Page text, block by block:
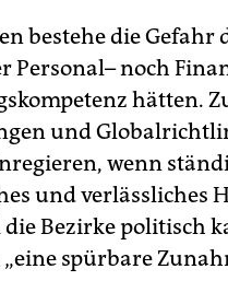
bestehe die
Personal– noch
hätten.
und
wenn
und verlässliches
Bezirke politisch
spürbare